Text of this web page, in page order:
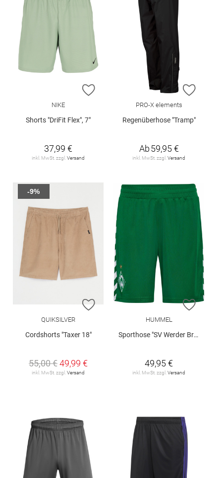
ZUR WUNSCHLISTE HINZUFÜGEN
NIKE
Shorts "DriFit Flex", 7"
37,99 €
inkl. MwSt. zzgl. Versand
ZUR
PRO-X elements
Regenüberhose "Tramp"
Ab59,95 €
inkl. MwSt. zzgl. Versand
ZUR WUNSCHLISTE HINZUFÜGEN
QUIKSILVER
Cordshorts "Taxer 18"
55,00 €49,99 €
inkl. MwSt. zzgl. Versand
-9%
ZUR
HUMMEL
Sporthose "SV Werder Bremen Home 2026/27"
49,95 €
inkl. MwSt. zzgl. Versand